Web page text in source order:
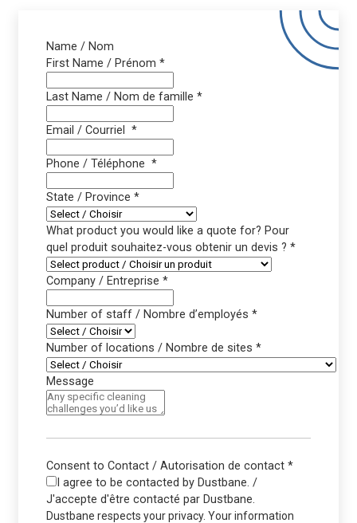
Name / Nom
First Name / Prénom *
Last Name / Nom de famille *
Email / Courriel *
Phone / Téléphone *
State / Province *
What product you would like a quote for? Pour
quel produit souhaitez-vous obtenir un devis ? *
Company / Entreprise *
Number of staff / Nombre d’employés *
Number of locations / Nombre de sites *
Message
Consent to Contact / Autorisation de contact *
I agree to be contacted by Dustbane. /
J'accepte d'être contacté par Dustbane.
Dustbane respects your privacy. Your information